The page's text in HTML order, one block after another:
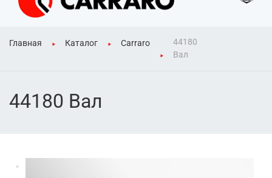
Главная Каталог Carraro
44180
Вал
44180 Вал